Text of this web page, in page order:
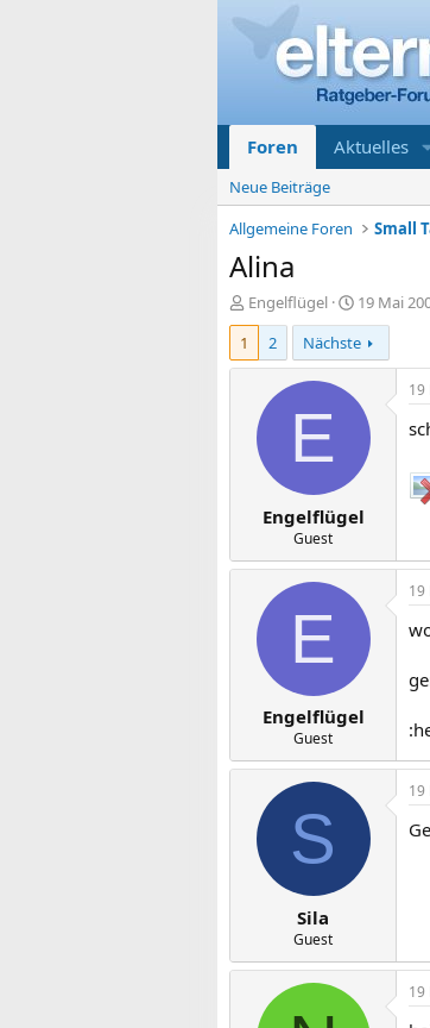
Foren Aktuelles
Neue Beiträge
Allgemeine Foren
Small
Alina
E
r
t
Engelflügel
E
r
s
t
l
a
19 Mai
1
2 Nächste
E
Engelflügel
Guest
19
E
Engelflügel
Guest
19
S
Sila
Guest
19
19